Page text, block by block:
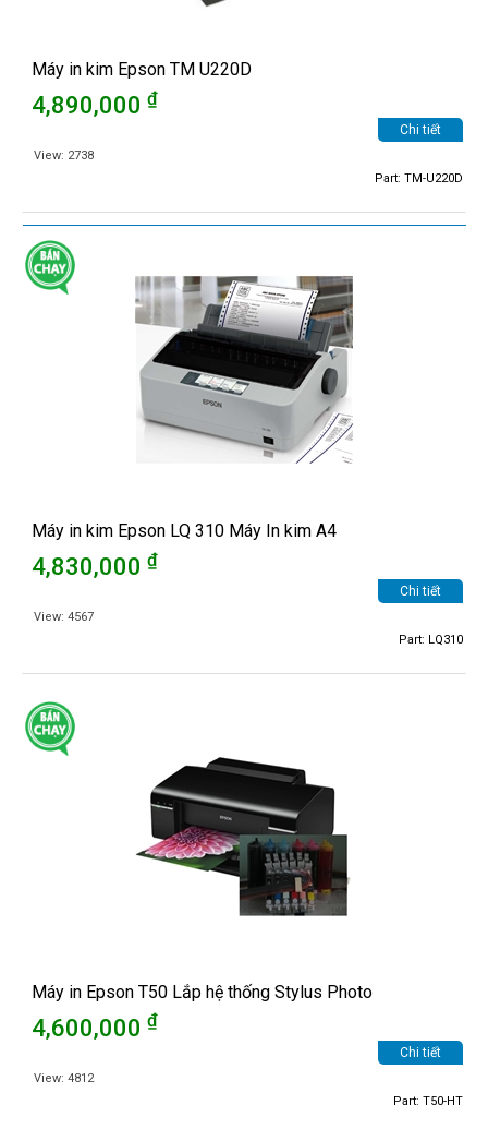
Máy in kim Epson TM U220D
4,890,000 ₫
Chi tiết
View: 2738
Part: TM-U220D
Máy in kim Epson LQ 310 Máy In kim A4
4,830,000 ₫
Chi tiết
View: 4567
Part: LQ310
Máy in Epson T50 Lắp hệ thống Stylus Photo
4,600,000 ₫
Chi tiết
View: 4812
Part: T50-HT